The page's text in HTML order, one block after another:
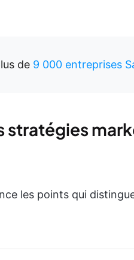
de 9 000 entreprises
stratégies
les points qui